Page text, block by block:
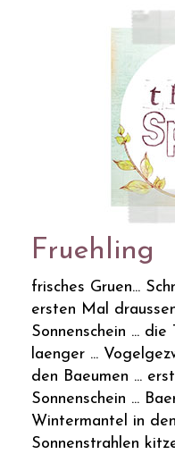
Fruehling
frisches Gruen...
ersten Mal
Sonnenschein ...
laenger ...
den Baeumen ...
Sonnenschein ...
Wintermantel in
Sonnenstrahlen